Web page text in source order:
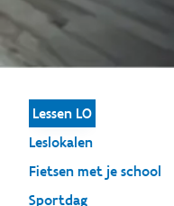
Lessen LO
Leslokalen
Fietsen met je school
Sportdag